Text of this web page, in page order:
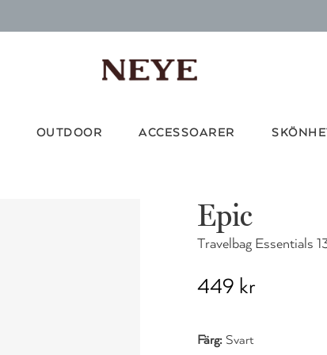
OUTDOOR ACCESSOARER
Epic
Travelbag Essentials
449 kr
Färg: Svart